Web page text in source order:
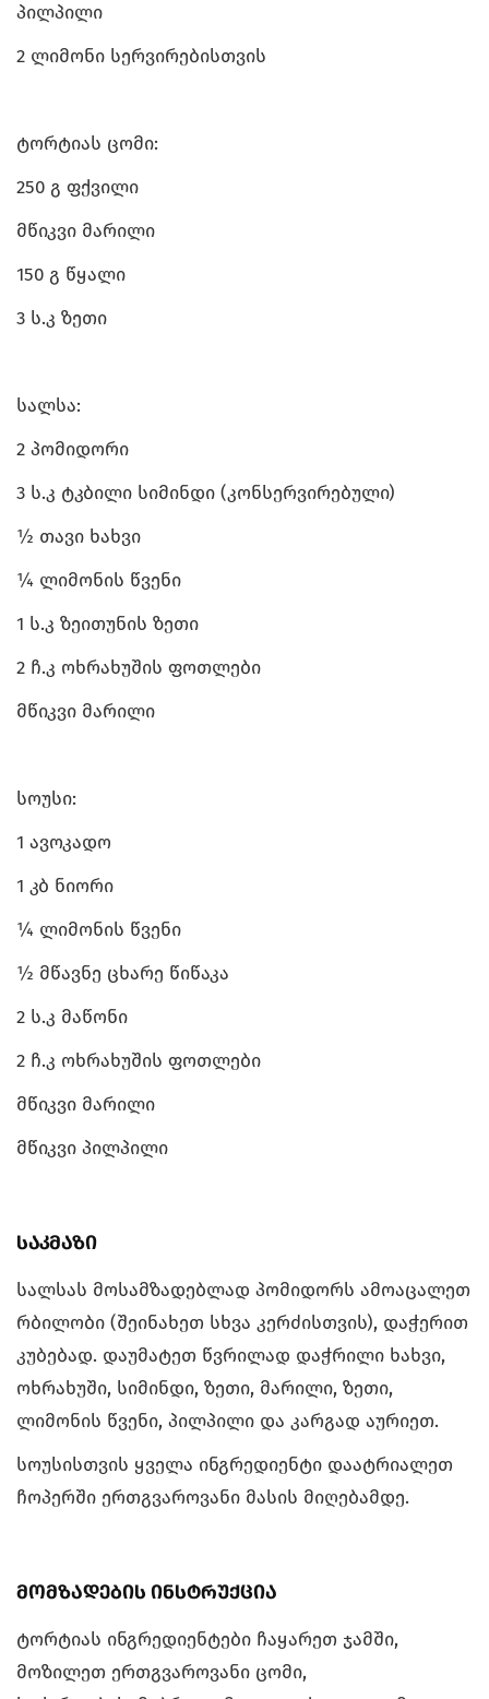
პილპილი
2 ლიმონი სერვირებისთვის
ტორტიას ცომი:
250 გ ფქვილი
მწიკვი მარილი
150 გ წყალი
3 ს.კ ზეთი
სალსა:
2 პომიდორი
3 ს.კ ტკბილი სიმინდი (კონსერვირებული)
½ თავი ხახვი
¼ ლიმონის წვენი
1 ს.კ ზეითუნის ზეთი
2 ჩ.კ ოხრახუშის ფოთლები
მწიკვი მარილი
სოუსი:
1 ავოკადო
1 კბ ნიორი
¼ ლიმონის წვენი
½ მწავნე ცხარე წიწაკა
2 ს.კ მაწონი
2 ჩ.კ ოხრახუშის ფოთლები
მწიკვი მარილი
მწიკვი პილპილი
საკმაზი
სალსას მოსამზადებლად პომიდორს ამოაცალეთ
რბილობი (შეინახეთ სხვა კერძისთვის), დაჭერით
კუბებად. დაუმატეთ წვრილად დაჭრილი ხახვი,
ოხრახუში, სიმინდი, ზეთი, მარილი, ზეთი,
ლიმონის წვენი, პილპილი და კარგად აურიეთ.
სოუსისთვის ყველა ინგრედიენტი დაატრიალეთ
ჩოპერში ერთგვაროვანი მასის მიღებამდე.
მომზადების ინსტრუქცია
ტორტიას ინგრედიენტები ჩაყარეთ ჯამში,
მოზილეთ ერთგვაროვანი ცომი,